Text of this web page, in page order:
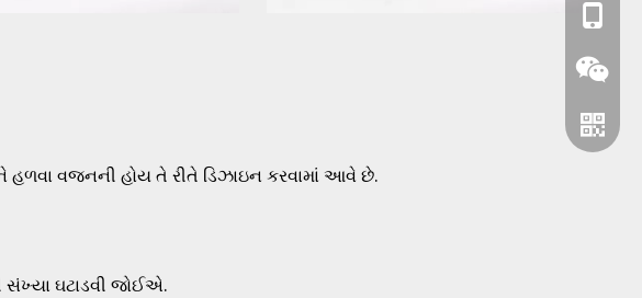
હળવા વજનની હોય તે રીતે ડિઝાઇન કરવામાં આવે છે.
ઘટાડવી જોઈએ.